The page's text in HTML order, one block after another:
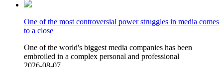
One of the most controversial power struggles in media comes
to a close
One of the world's biggest media companies has been
embroiled in a complex personal and professional